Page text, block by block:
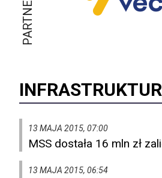
13 MAJA 2015, 07:00
MSS dostała 16 mln zł
13 MAJA 2015, 06:54